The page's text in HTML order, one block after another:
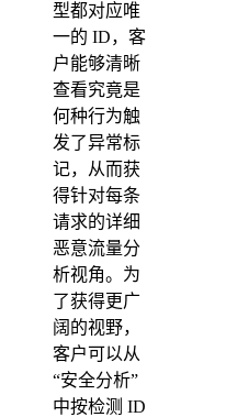
型都对应唯
一的 ID，客
户能够清晰
查看究竟是
何种行为触
发了异常标
记，从而获
得针对每条
请求的详细
恶意流量分
析视角。为
了获得更广
阔的视野，
客户可以从
“安全分析”
中按检测 ID